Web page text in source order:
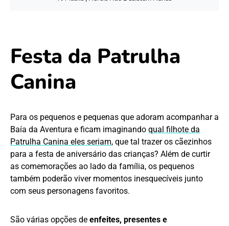
Festa da Patrulha
Canina
Para os pequenos e pequenas que adoram acompanhar a
Baía da Aventura e ficam imaginando qual filhote da
Patrulha Canina eles seriam, que tal trazer os cãezinhos
para a festa de aniversário das crianças? Além de curtir
as comemorações ao lado da família, os pequenos
também poderão viver momentos inesquecíveis junto
com seus personagens favoritos.
São várias opções de enfeites, presentes e